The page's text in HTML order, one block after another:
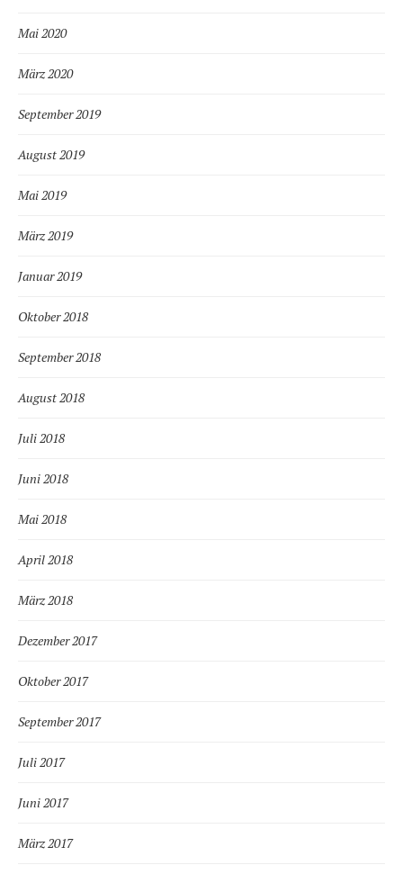
Mai 2020
März 2020
September 2019
August 2019
Mai 2019
März 2019
Januar 2019
Oktober 2018
September 2018
August 2018
Juli 2018
Juni 2018
Mai 2018
April 2018
März 2018
Dezember 2017
Oktober 2017
September 2017
Juli 2017
Juni 2017
März 2017